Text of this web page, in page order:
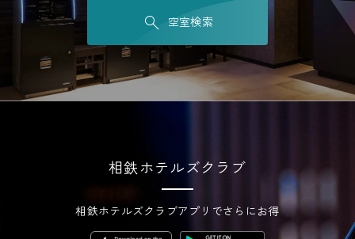
空室検索
相鉄ホテルズクラブ
相鉄ホテルズクラブアプリでさらにお得